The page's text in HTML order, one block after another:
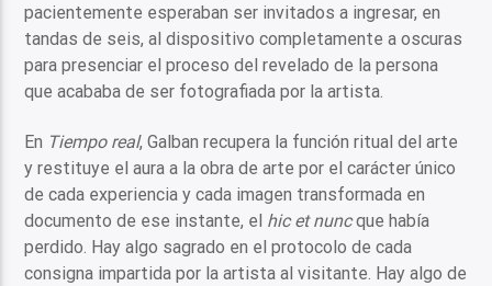
pacientemente esperaban ser invitados a ingresar, en
tandas de seis, al dispositivo completamente a oscuras
para presenciar el proceso del revelado de la persona
que acababa de ser fotografiada por la artista.
En Tiempo real, Galban recupera la función ritual del arte
y restituye el aura a la obra de arte por el carácter único
de cada experiencia y cada imagen transformada en
documento de ese instante, el hic et nuncque había
perdido. Hay algo sagrado en el protocolo de cada
consigna impartida por la artista al visitante. Hay algo de